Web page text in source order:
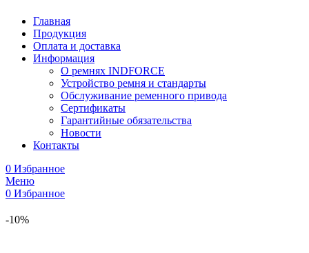
Главная
Продукция
Оплата и доставка
Информация
О ремнях INDFORCE
Устройство ремня и стандарты
Обслуживание ременного привода
Сертификаты
Гарантийные обязательства
Новости
Контакты
0 Избранное
Меню
0 Избранное
-10%